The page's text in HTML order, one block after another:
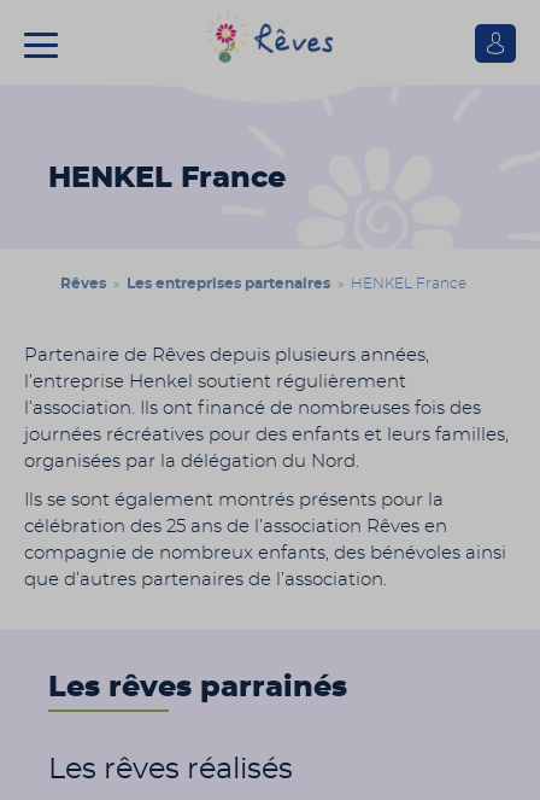
Se
HENKEL France
Rêves » Les entreprises partenaires » HENKEL France
Partenaire de Rêves depuis plusieurs années,
l’entreprise Henkel soutient régulièrement
l’association. Ils ont financé de nombreuses fois des
journées récréatives pour des enfants et leurs familles,
organisées par la délégation du Nord.
Ils se sont également montrés présents pour la
célébration des 25 ans de l’association Rêves en
compagnie de nombreux enfants, des bénévoles ainsi
que d’autres partenaires de l’association.
Les rêves parrainés
Les rêves réalisés